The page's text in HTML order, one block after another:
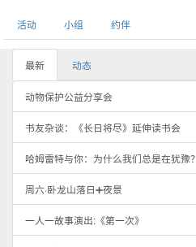
活动 小组 约伴
最新 动态
动物保护公益分享会
书友杂谈：《长日将尽》延伸读书会
哈姆雷特与你：为什么我们总是在犹豫？
周六·卧龙山落日➕夜景
一人一故事演出:《第一次》